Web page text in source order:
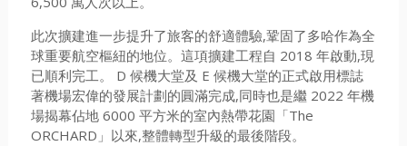
此次擴建進一步提升了旅客的舒適體驗,鞏固了多哈作為全
球重要航空樞紐的地位。這項擴建工程自 2018 年啟動,現
已順利完工。 D 候機大堂及 E 候機大堂的正式啟用標誌
著機場宏偉的發展計劃的圓滿完成,同時也是繼 2022 年機
場揭幕佔地 6000 平方米的室內熱帶花園「The
ORCHARD」以來,整體轉型升級的最後階段。